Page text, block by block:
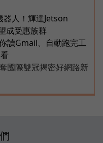
人！輝達Jetson
成受惠族群
讀Gmail、自動跑完工
國際雙冠揭密好網路新